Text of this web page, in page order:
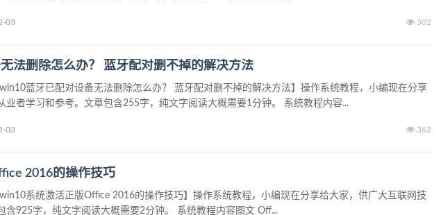
03 502
法删除怎么办？ 蓝牙配对删不掉的解决方法
蓝牙已配对设备无法删除怎么办？ 蓝牙配对删不掉的解决方法】操作系统教程，小编现在分享
业者学习和参考。文章包含255字，纯文字阅读大概需要1分钟。 系统教程内容...
03 362
2016的操作技巧
系统激活正版Office 2016的操作技巧】操作系统教程，小编现在分享给大家，供广大互联网技
含925字，纯文字阅读大概需要2分钟。 系统教程内容图文 Off...